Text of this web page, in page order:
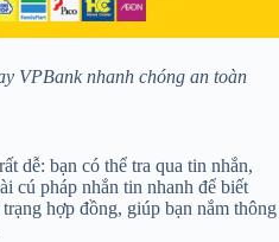
VPBank nhanh chóng an toàn
dễ: bạn có thể tra qua tin nhắn,
cú pháp nhắn tin nhanh để biết
hợp đồng, giúp bạn nắm thông